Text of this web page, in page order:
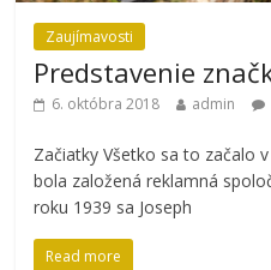
Zaujímavosti
Predstavenie
6. októbra 2018 admin
Začiatky Všetko sa to začalo
bola založená reklamná
roku 1939 sa Joseph
Read more